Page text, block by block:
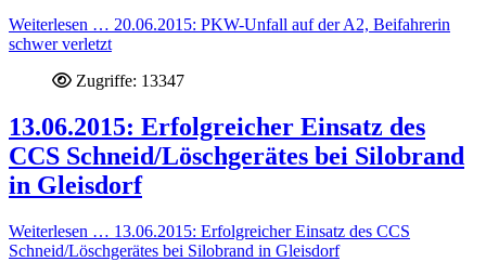
Weiterlesen … 20.06.2015: PKW-Unfall auf der A2, Beifahrerin
schwer verletzt
Zugriffe: 13347
13.06.2015: Erfolgreicher Einsatz des
CCS Schneid/Löschgerätes bei Silobrand
in Gleisdorf
Weiterlesen … 13.06.2015: Erfolgreicher Einsatz des CCS
Schneid/Löschgerätes bei Silobrand in Gleisdorf